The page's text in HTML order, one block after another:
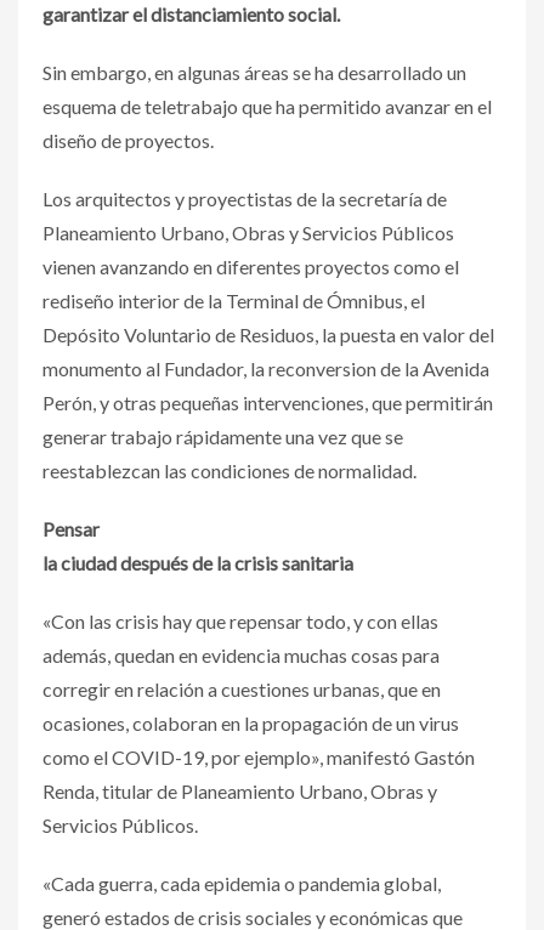
garantizar el distanciamiento social.
Sin embargo, en algunas áreas se ha desarrollado un
esquema de teletrabajo que ha permitido avanzar en el
diseño de proyectos.
Los arquitectos y proyectistas de la secretaría de
Planeamiento Urbano, Obras y Servicios Públicos
vienen avanzando en diferentes proyectos como el
rediseño interior de la Terminal de Ómnibus, el
Depósito Voluntario de Residuos, la puesta en valor del
monumento al Fundador, la reconversion de la Avenida
Perón, y otras pequeñas intervenciones, que permitirán
generar trabajo rápidamente una vez que se
reestablezcan las condiciones de normalidad.
Pensar
la ciudad después de la crisis sanitaria
«Con las crisis hay que repensar todo, y con ellas
además, quedan en evidencia muchas cosas para
corregir en relación a cuestiones urbanas, que en
ocasiones, colaboran en la propagación de un virus
como el COVID-19, por ejemplo», manifestó Gastón
Renda, titular de Planeamiento Urbano, Obras y
Servicios Públicos.
«Cada guerra, cada epidemia o pandemia global,
generó estados de crisis sociales y económicas que